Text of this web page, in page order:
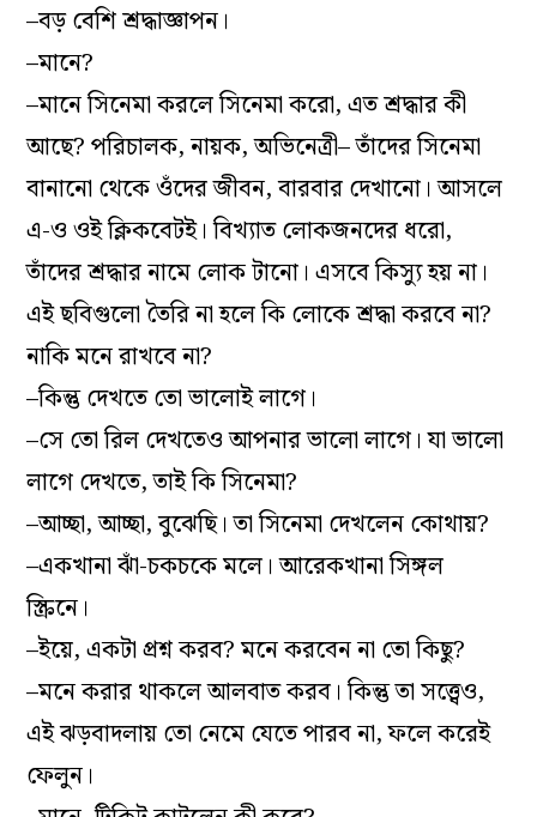
–বড় বেশি শ্রদ্ধাজ্ঞাপন।
–মানে?
–মানে সিনেমা করলে সিনেমা করো, এত শ্রদ্ধার কী
আছে? পরিচালক, নায়ক, অভিনেত্রী– তাঁদের সিনেমা
বানানো থেকে ওঁদের জীবন, বারবার দেখানো। আসলে
এ-ও ওই ক্লিকবেটই। বিখ্যাত লোকজনদের ধরো,
তাঁদের শ্রদ্ধার নামে লোক টানো। এসবে কিস্যু হয় না।
এই ছবিগুলো তৈরি না হলে কি লোকে শ্রদ্ধা করবে না?
নাকি মনে রাখবে না?
–কিন্তু দেখতে তো ভালোই লাগে।
–সে তো রিল দেখতেও আপনার ভালো লাগে। যা ভালো
লাগে দেখতে, তাই কি সিনেমা?
–আচ্ছা, আচ্ছা, বুঝেছি। তা সিনেমা দেখলেন কোথায়?
–একখানা ঝাঁ-চকচকে মলে। আরেকখানা সিঙ্গল
স্ক্রিনে।
–ইয়ে, একটা প্রশ্ন করব? মনে করবেন না তো কিছু?
–মনে করার থাকলে আলবাত করব। কিন্তু তা সত্ত্বেও,
এই ঝড়বাদলায় তো নেমে যেতে পারব না, ফলে করেই
ফেলুন।